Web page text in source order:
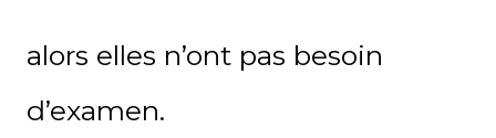
alors elles n’ont pas besoin
d’examen.